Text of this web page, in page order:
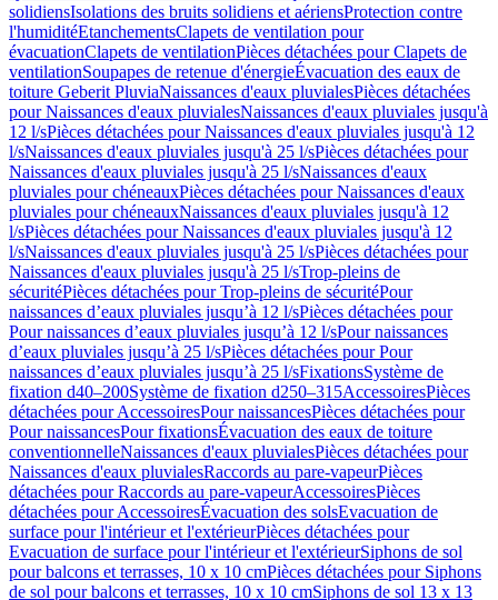
solidiensIsolations des bruits solidiens et aériensProtection contre
l'humiditéEtanchementsClapets de ventilation pour
évacuationClapets de ventilationPièces détachées pour Clapets de
ventilationSoupapes de retenue d'énergieÉvacuation des eaux de
toiture Geberit PluviaNaissances d'eaux pluvialesPièces détachées
pour Naissances d'eaux pluvialesNaissances d'eaux pluviales jusqu'à
12 l/sPièces détachées pour Naissances d'eaux pluviales jusqu'à 12
l/sNaissances d'eaux pluviales jusqu'à 25 l/sPièces détachées pour
Naissances d'eaux pluviales jusqu'à 25 l/sNaissances d'eaux
pluviales pour chéneauxPièces détachées pour Naissances d'eaux
pluviales pour chéneauxNaissances d'eaux pluviales jusqu'à 12
l/sPièces détachées pour Naissances d'eaux pluviales jusqu'à 12
l/sNaissances d'eaux pluviales jusqu'à 25 l/sPièces détachées pour
Naissances d'eaux pluviales jusqu'à 25 l/sTrop-pleins de
sécuritéPièces détachées pour Trop-pleins de sécuritéPour
naissances d’eaux pluviales jusqu’à 12 l/sPièces détachées pour
Pour naissances d’eaux pluviales jusqu’à 12 l/sPour naissances
d’eaux pluviales jusqu’à 25 l/sPièces détachées pour Pour
naissances d’eaux pluviales jusqu’à 25 l/sFixationsSystème de
fixation d40–200Système de fixation d250–315AccessoiresPièces
détachées pour AccessoiresPour naissancesPièces détachées pour
Pour naissancesPour fixationsÉvacuation des eaux de toiture
conventionnelleNaissances d'eaux pluvialesPièces détachées pour
Naissances d'eaux pluvialesRaccords au pare-vapeurPièces
détachées pour Raccords au pare-vapeurAccessoiresPièces
détachées pour AccessoiresÉvacuation des solsEvacuation de
surface pour l'intérieur et l'extérieurPièces détachées pour
Evacuation de surface pour l'intérieur et l'extérieurSiphons de sol
pour balcons et terrasses, 10 x 10 cmPièces détachées pour Siphons
de sol pour balcons et terrasses, 10 x 10 cmSiphons de sol 13 x 13